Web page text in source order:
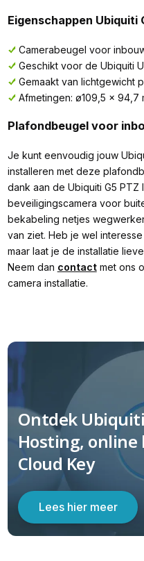
Eigenschappen Ubiquiti
Camerabeugel voor
Geschikt voor de Ubiquiti
Gemaakt van lichtgewicht
Afmetingen: ø109,5 x 94,7
Plafondbeugel voor
Je kunt eenvoudig jouw
installeren met deze
dank aan de Ubiquiti G5
beveiligingscamera voor
bekabeling netjes
van ziet. Heb je wel
maar laat je de installatie
Neem dan contactmet ons
camera installatie.
Ontdek
Hosting, online
Cloud Key
Lees hier meer